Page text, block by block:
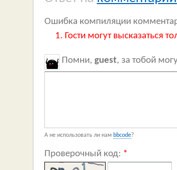
Ошибка компиляции
Гости могут высказаться
Помни, guest, за тобой
А не использовать ли нам bbcode?
Проверочный код: *